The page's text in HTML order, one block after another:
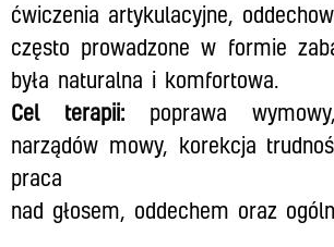
ćwiczenia artykulacyjne,
często prowadzone w formie
była naturalna i komfortowa.
Cel terapii: poprawa
narządów mowy, korekcja
praca
nad głosem, oddechem oraz